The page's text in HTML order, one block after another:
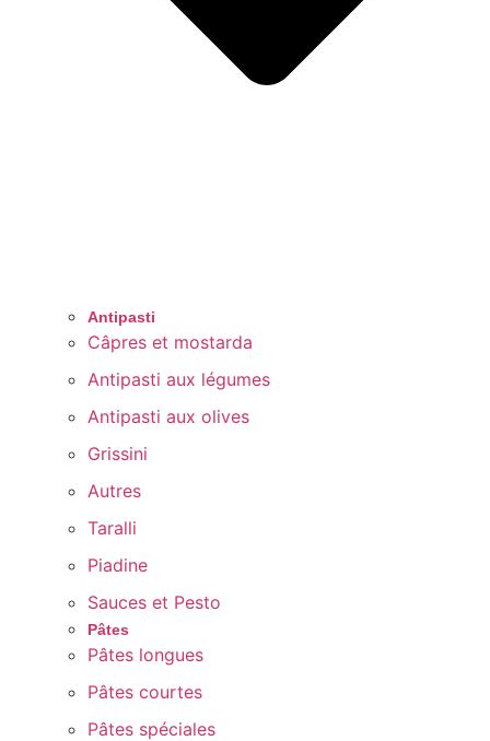
Antipasti
Câpres et mostarda
Antipasti aux légumes
Antipasti aux olives
Grissini
Autres
Taralli
Piadine
Sauces et Pesto
Pâtes
Pâtes longues
Pâtes courtes
Pâtes spéciales